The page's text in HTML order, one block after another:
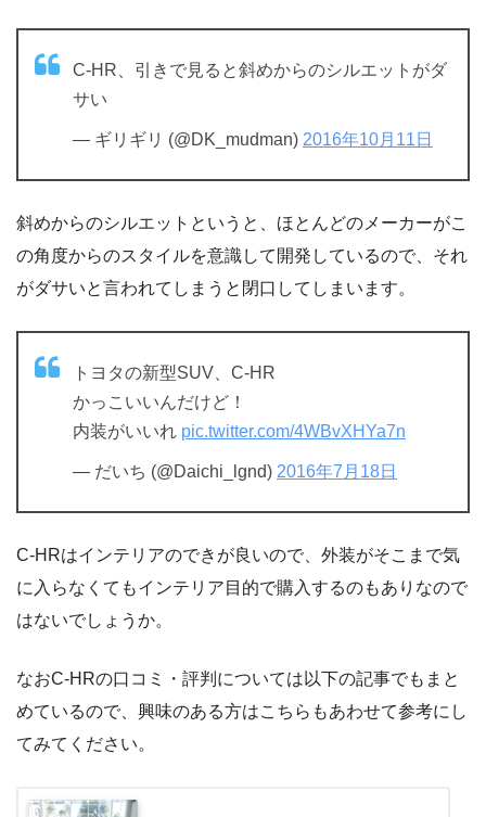
C-HR、引きで見ると斜めからのシルエットがダ
サい
— ギリギリ (@DK_mudman) 2016年10月11日
斜めからのシルエットというと、ほとんどのメーカーがこ
の角度からのスタイルを意識して開発しているので、それ
がダサいと言われてしまうと閉口してしまいます。
トヨタの新型SUV、C-HR
かっこいいんだけど！
内装がいいれ pic.twitter.com/4WBvXHYa7n
— だいち (@Daichi_lgnd) 2016年7月18日
C-HRはインテリアのできが良いので、外装がそこまで気
に入らなくてもインテリア目的で購入するのもありなので
はないでしょうか。
なおC-HRの口コミ・評判については以下の記事でもまと
めているので、興味のある方はこちらもあわせて参考にし
てみてください。